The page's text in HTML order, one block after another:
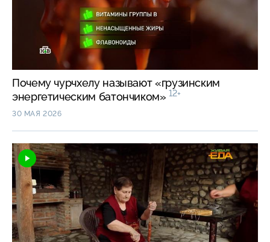
Почему чурчхелу называют «грузинским
энергетическим батончиком» 12+
30 МАЯ 2026